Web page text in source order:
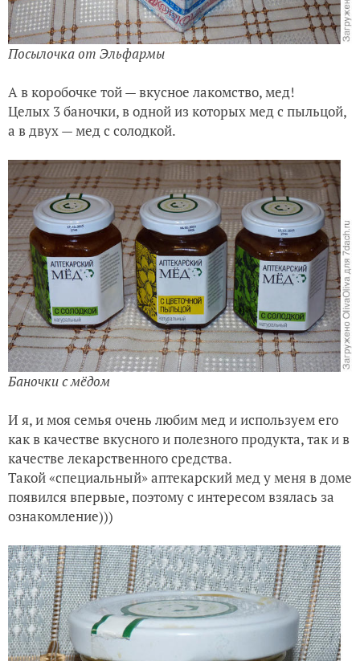
Посылочка от Эльфармы
А в коробочке той — вкусное лакомство, мед!
Целых 3 баночки, в одной из которых мед с пыльцой,
а в двух — мед с солодкой.
Баночки с мёдом
И я, и моя семья очень любим мед и используем его
как в качестве вкусного и полезного продукта, так и в
качестве лекарственного средства.
Такой «специальный» аптекарский мед у меня в доме
появился впервые, поэтому с интересом взялась за
ознакомление)))